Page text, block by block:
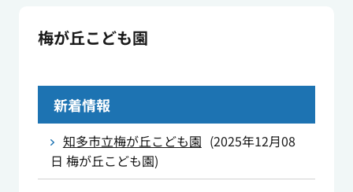
梅が丘こども園
新着情報
知多市立梅が丘こども園 (2025年12月08
日 梅が丘こども園)